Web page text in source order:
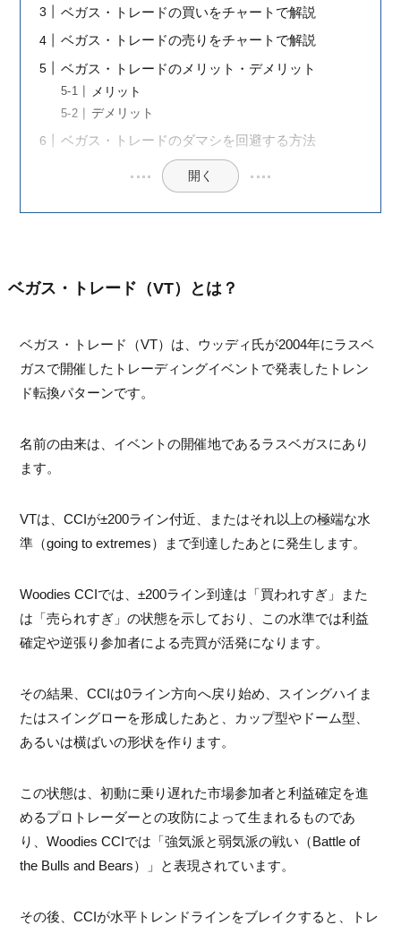
ベガス・トレードの買いをチャートで解説
ベガス・トレードの売りをチャートで解説
ベガス・トレードのメリット・デメリット
メリット
デメリット
ベガス・トレードのダマシを回避する方法
開く
ベガス・トレード（VT）とは？
ベガス・トレード（VT）は、ウッディ氏が2004年にラスベ
ガスで開催したトレーディングイベントで発表したトレン
ド転換パターンです。
名前の由来は、イベントの開催地であるラスベガスにあり
ます。
VTは、CCIが±200ライン付近、またはそれ以上の極端な水
準（going to extremes）まで到達したあとに発生します。
Woodies CCIでは、±200ライン到達は「買われすぎ」また
は「売られすぎ」の状態を示しており、この水準では利益
確定や逆張り参加者による売買が活発になります。
その結果、CCIは0ライン方向へ戻り始め、スイングハイま
たはスイングローを形成したあと、カップ型やドーム型、
あるいは横ばいの形状を作ります。
この状態は、初動に乗り遅れた市場参加者と利益確定を進
めるプロトレーダーとの攻防によって生まれるものであ
り、Woodies CCIでは「強気派と弱気派の戦い（Battle of
the Bulls and Bears）」と表現されています。
その後、CCIが水平トレンドラインをブレイクすると、トレ